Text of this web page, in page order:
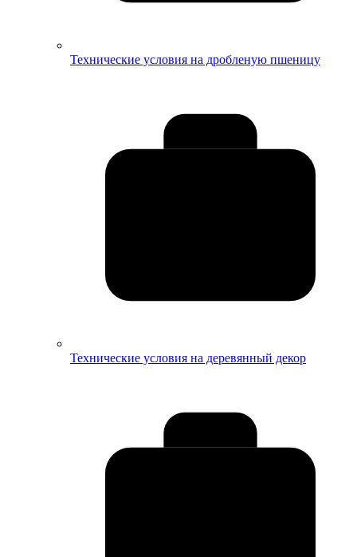
Технические условия на дробленую пшеницу
Технические условия на деревянный декор